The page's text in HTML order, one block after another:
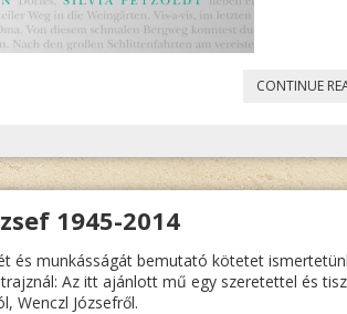
CONTINUE
1945-2014
és munkásságát bemutató kötetet
Az itt ajánlott mű egy szeretettel és
Wenczl Józsefről.